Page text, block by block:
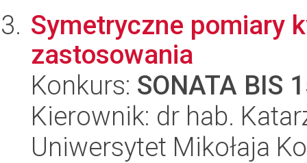
Symetryczne pomiary
zastosowania
Konkurs: SONATA BIS
Kierownik: dr hab.
Uniwersytet Mikołaja